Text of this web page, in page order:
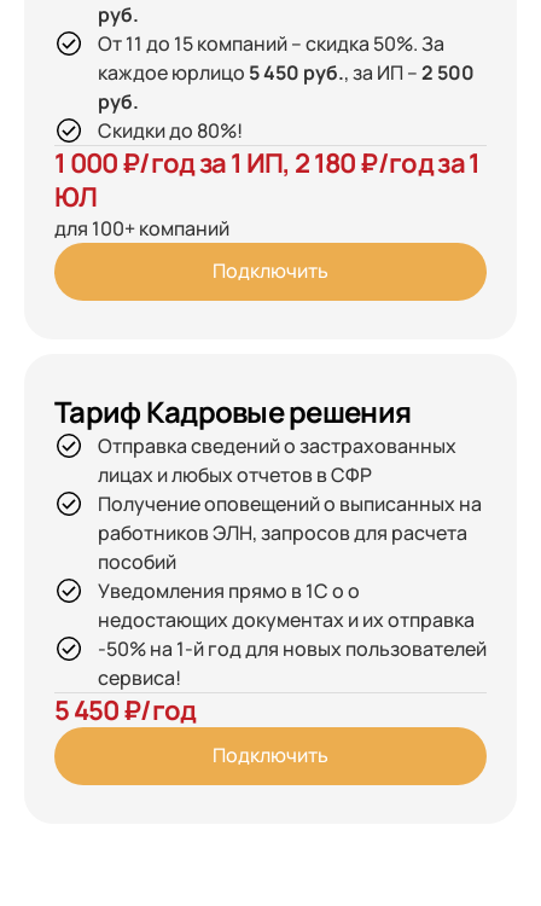
руб.
От 11 до 15 компаний – скидка 50%. За
каждое юрлицо 5 450 руб., за ИП –2 500
руб.
Скидки до 80%!
1 000 ₽/год за 1 ИП, 2 180 ₽/год за 1
ЮЛ
для 100+ компаний
Подключить
Тариф Кадровые решения
Отправка сведений о застрахованных
лицах и любых отчетов в СФР
Получение оповещений о выписанных на
работников ЭЛН, запросов для расчета
пособий
Уведомления прямо в 1С о о
недостающих документах и их отправка
-50% на 1-й год для новых пользователей
сервиса!
5 450 ₽/год
Подключить